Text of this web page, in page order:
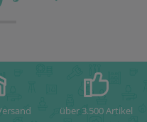
über 3.500 Artikel